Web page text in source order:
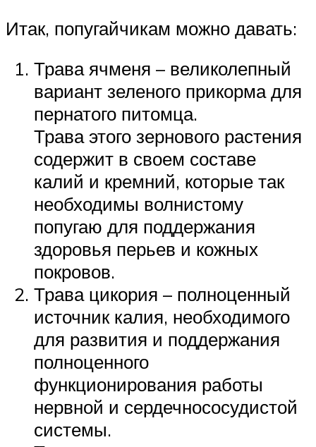
Итак, попугайчикам можно давать:
Трава ячменя – великолепный
вариант зеленого прикорма для
пернатого питомца.
Трава этого зернового растения
содержит в своем составе
калий и кремний, которые так
необходимы волнистому
попугаю для поддержания
здоровья перьев и кожных
покровов.
Трава цикория – полноценный
источник калия, необходимого
для развития и поддержания
полноценного
функционирования работы
нервной и сердечнососудистой
системы.